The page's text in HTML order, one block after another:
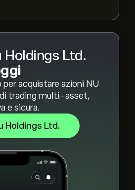
Holdings Ltd.
per acquistare azioni NU
trading multi-asset,
e sicura.
Holdings Ltd.